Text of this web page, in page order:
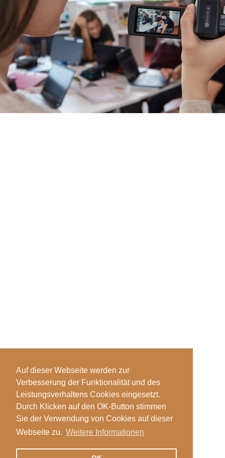
Auf dieser Webseite werden zur
Verbesserung der Funktionalität und des
Leistungsverhaltens Cookies eingesetzt.
Durch Klicken auf den OK-Button stimmen
Sie der Verwendung von Cookies auf dieser
Webseite zu. Weitere Informationen